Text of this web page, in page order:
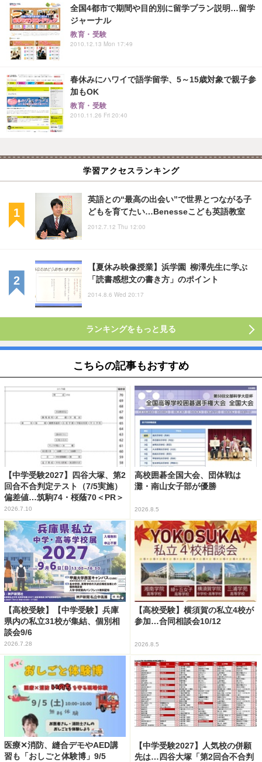
全国4都市で期間や目的別に留学プラン説明…留学
ジャーナル
教育・受験
2010.12.13 Mon 17:49
春休みにハワイで語学留学、5～15歳対象で親子参
加もOK
教育・受験
2010.11.26 Fri 20:40
学習アクセスランキング
英語との“最高の出会い”で世界とつながる子
どもを育てたい…Benesseこども英語教室
2012.7.12 Thu 12:00
【夏休み映像授業】浜学園 柳澤先生に学ぶ
「読書感想文の書き方」のポイント
2014.8.6 Wed 20:17
ランキングをもっと見る
こちらの記事もおすすめ
【中学受験2027】四谷大塚、第2
回合不合判定テスト（7/5実施）
偏差値…筑駒74・桜蔭70＜PR＞
2026.7.10
高校囲碁全国大会、団体戦は
灘・南山女子部が優勝
2026.8.5
【高校受験】【中学受験】兵庫
県内の私立31校が集結、個別相
談会9/6
2026.7.28
【高校受験】横須賀の私立4校が
参加…合同相談会10/12
2026.8.5
医療✕消防、縫合デモやAED講
習も「おしごと体験博」9/5
【中学受験2027】人気校の併願
先は…四谷大塚「第2回合不合判